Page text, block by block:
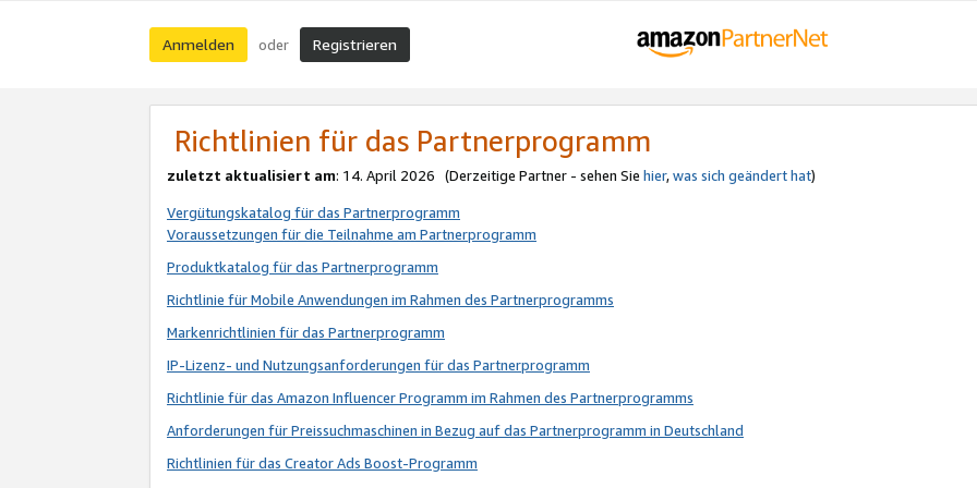
Anmelden oder Registrieren
Richtlinien für das Partnerprogramm
zuletzt aktualisiert am: 14. April 2026 (Derzeitige Partner - sehen Sie hier,was sich geändert hat)
Vergütungskatalog für das Partnerprogramm
Voraussetzungen für die Teilnahme am Partnerprogramm
Produktkatalog für das Partnerprogramm
Richtlinie für Mobile Anwendungen im Rahmen des Partnerprogramms
Markenrichtlinien für das Partnerprogramm
IP-Lizenz- und Nutzungsanforderungen für das Partnerprogramm
Richtlinie für das Amazon Influencer Programm im Rahmen des Partnerprogramms
Anforderungen für Preissuchmaschinen in Bezug auf das Partnerprogramm in Deutschland
Richtlinien für das Creator Ads Boost-Programm